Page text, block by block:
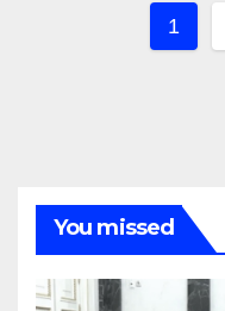
1
You missed